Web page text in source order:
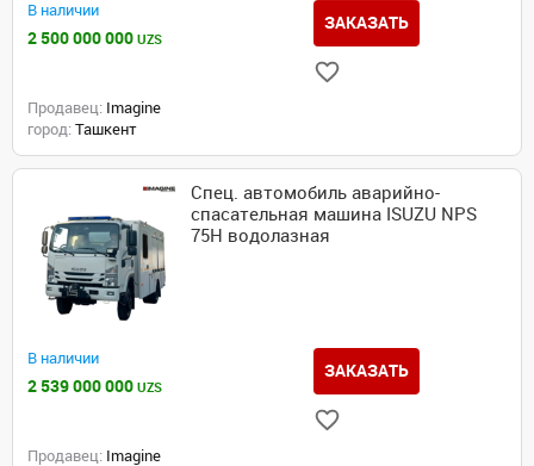
В наличии
2 500 000 000 UZS
ЗАКАЗАТЬ
Продавец: Imagine
город: Ташкент
Спец. автомобиль аварийно-
спасательная машина ISUZU NPS
75H водолазная
В наличии
2 539 000 000 UZS
ЗАКАЗАТЬ
Продавец: Imagine